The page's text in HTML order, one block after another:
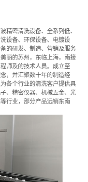
精密清洗设备、全系列低、
设备、环保设备、电镀设
的研发、制造、营销及服务
丽的苏州，东临上海，南接
师及的技术人员。成立至
，并汇聚数十年的制造经
各个行业的清洗客户提供具
、精密仪器、机械五金、光
行业，部分产品远销东南